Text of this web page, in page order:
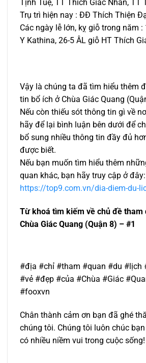
Tịnh Tuệ, TT Thích Giác Nhẫn, TT
Trụ trì hiện nay : ĐĐ Thích Thiện
Các ngày lễ lớn, kỵ giỗ trong năm :
Y Kathina, 26-5 ÂL giỗ HT Thích
Vậy là chúng ta đã tìm hiểu thêm
tin bổ ích ở Chùa Giác Quang
Nếu còn thiếu sót thông tin gì về
hãy để lại bình luận bên dưới để
bổ sung nhiều thông tin đầy đủ
được biết.
Nếu bạn muốn tìm hiểu thêm
quan khác, bạn hãy truy cập ở đây:
https://top9.com.vn/dia-diem-du-
Từ khoá tìm kiếm về chủ đề tham
Chùa Giác Quang (Quận 8) – #1
#địa #chỉ #tham #quan #du #lịch
#vẻ #đẹp #của #Chùa #Giác
#fooxvn
Chân thành cảm ơn bạn đã ghé
chúng tôi. Chúng tôi luôn chúc
có nhiều niềm vui trong cuộc sống!